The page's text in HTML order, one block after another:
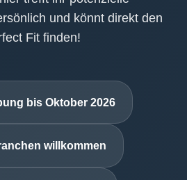
und könnt direkt den
Fit finden!
bis Oktober 2026
willkommen